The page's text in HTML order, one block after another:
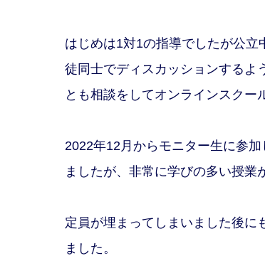
はじめは1対1の指導でしたが公
徒同士でディスカッションするよ
とも相談をしてオンラインスクー
2022年12月からモニター生に参
ましたが、非常に学びの多い授業
定員が埋まってしまいました後に
ました。